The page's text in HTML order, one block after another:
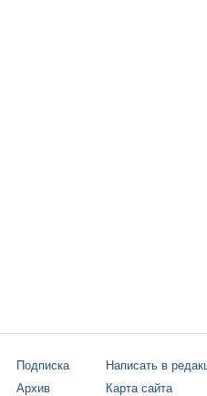
Подписка
Архив
Написать в
Карта сайта